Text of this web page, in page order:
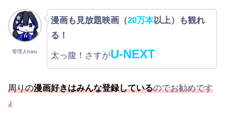
管理人halu
漫画も見放題映画（20万本以上）も観れ
る！
太っ腹！さすがU-NEXT
周りの漫画好きはみんな登録しているのでお勧めです
♪